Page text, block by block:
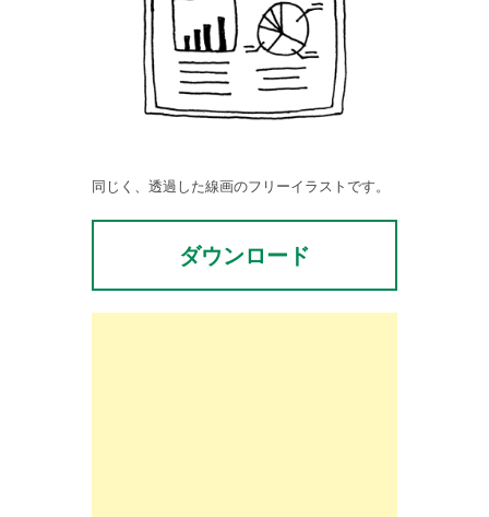
同じく、透過した線画のフリーイラストです。
ダウンロード